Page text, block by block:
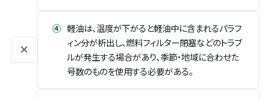
×
④ 軽油は、温度が下がると軽油中に含まれるパラフ
ィン分が析出し、燃料フィルター閉塞などのトラブ
ルが発生する場合があり、季節・地域に合わせた
号数のものを使用する必要がある。